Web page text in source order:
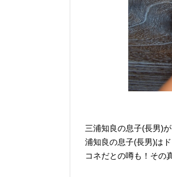
三浦知良の息子(長男)
浦知良の息子(長男)は
コネだとの噂も！その